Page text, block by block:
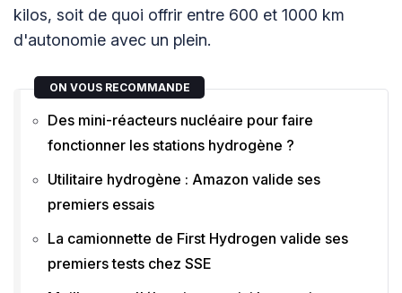
kilos, soit de quoi offrir entre 600 et 1000 km
d'autonomie avec un plein.
ON VOUS RECOMMANDE
Des mini-réacteurs nucléaire pour faire
fonctionner les stations hydrogène ?
Utilitaire hydrogène : Amazon valide ses
premiers essais
La camionnette de First Hydrogen valide ses
premiers tests chez SSE